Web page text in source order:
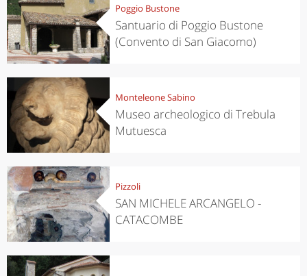
Poggio Bustone
Santuario di Poggio Bustone
(Convento di San Giacomo)
Monteleone Sabino
Museo archeologico di Trebula
Mutuesca
Pizzoli
SAN MICHELE ARCANGELO -
CATACOMBE